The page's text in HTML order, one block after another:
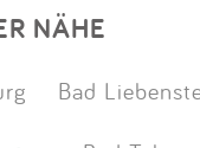
NÄHE
Bad